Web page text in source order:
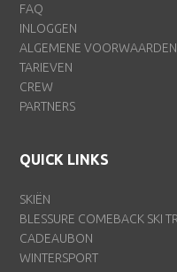
FAQ
INLOGGEN
ALGEMENE VOORWAARDEN
TARIEVEN
CREW
PARTNERS
QUICK LINKS
SKIËN
BLESSURE COMEBACK SKI
CADEAUBON
WINTERSPORT